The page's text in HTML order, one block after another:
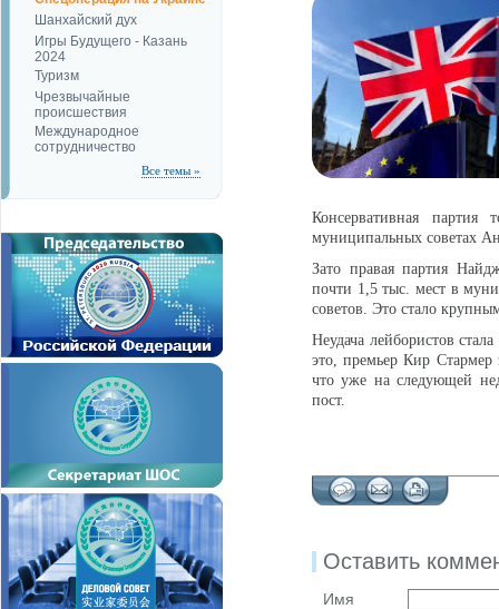
Шанхайский дух
Игры Будущего - Казань
2024
Туризм
Чрезвычайные
происшествия
Международное
сотрудничество
Все темы »
Консервативная
муниципальных советах
Зато правая партия
почти 1,5 тыс. мест в
советов. Это стало
Неудача лейбористов
это, премьер Кир Стармер
что уже на следующей
пост.
Оставить
Имя